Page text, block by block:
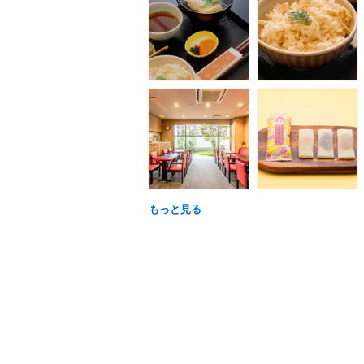
もっと見る